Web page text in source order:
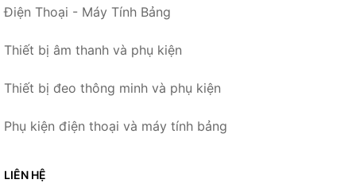
Điện Thoại - Máy Tính Bảng
Thiết bị âm thanh và phụ kiện
Thiết bị đeo thông minh và phụ kiện
Phụ kiện điện thoại và máy tính bảng
LIÊN HỆ